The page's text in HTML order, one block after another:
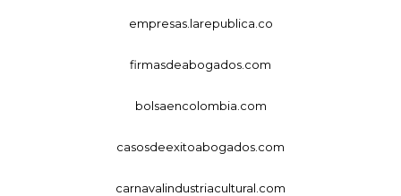
empresas.larepublica.co
firmasdeabogados.com
bolsaencolombia.com
casosdeexitoabogados.com
carnavalindustriacultural.com